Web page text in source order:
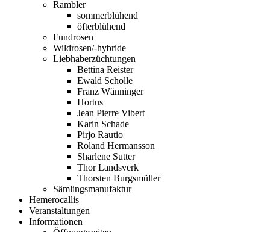
Rambler
sommerblühend
öfterblühend
Fundrosen
Wildrosen/-hybride
Liebhaberzüchtungen
Bettina Reister
Ewald Scholle
Franz Wänninger
Hortus
Jean Pierre Vibert
Karin Schade
Pirjo Rautio
Roland Hermansson
Sharlene Sutter
Thor Landsverk
Thorsten Burgsmüller
Sämlingsmanufaktur
Hemerocallis
Veranstaltungen
Informationen